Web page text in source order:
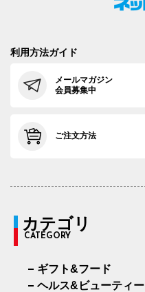
利用方法ガイド
メールマガジン
会員募集中
ご注文方法
カテゴリ
CATEGORY
ギフト&フード
ヘルス&ビューティー